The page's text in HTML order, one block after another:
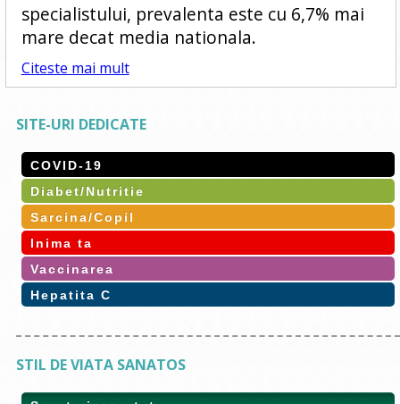
specialistului, prevalenta este cu 6,7% mai
mare decat media nationala.
Citeste mai mult
SITE-URI DEDICATE
COVID-19
Diabet/Nutritie
Sarcina/Copil
Inima ta
Vaccinarea
Hepatita C
STIL DE VIATA SANATOS